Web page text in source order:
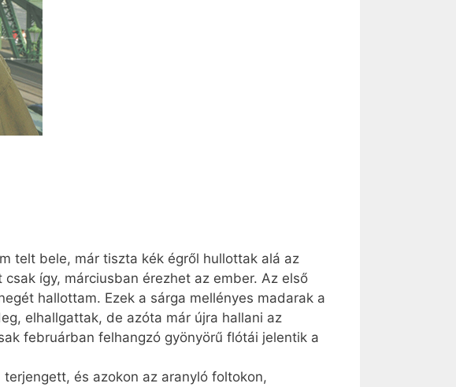
telt bele, már tiszta kék égről hullottak alá az
így, márciusban érezhet az ember. Az első
hallottam. Ezek a sárga mellényes madarak a
elhallgattak, de azóta már újra hallani az
februárban felhangzó gyönyörű flótái jelentik a
és azokon az aranyló foltokon,